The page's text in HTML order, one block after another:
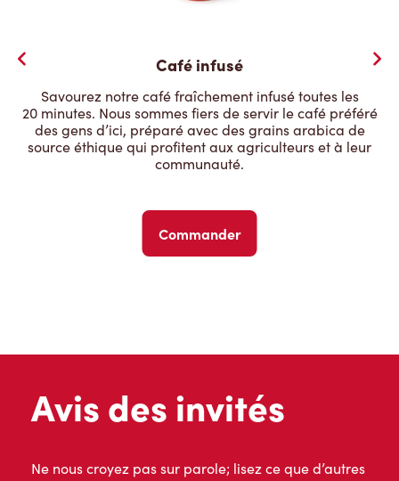
Café infusé
Savourez notre café fraîchement infusé toutes les
20 minutes. Nous sommes fiers de servir le café préféré
des gens d’ici, préparé avec des grains arabica de
source éthique qui profitent aux agriculteurs et à leur
communauté.
Commander
Avis des invités
Ne nous croyez pas sur parole; lisez ce que d’autres